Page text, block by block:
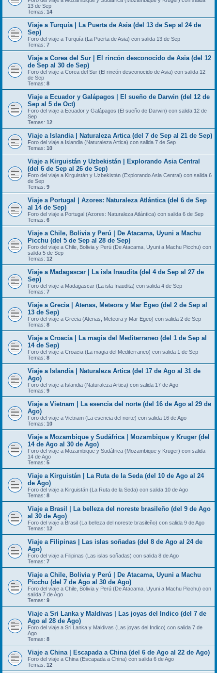
13 de Sep
Temas: 14
Viaje a Turquía | La Puerta de Asia (del 13 de Sep al 24 de
Sep)
Foro del viaje a Turquía (La Puerta de Asia) con salida 13 de Sep
Temas: 7
Viaje a Corea del Sur | El rincón desconocido de Asia (del 12
de Sep al 30 de Sep)
Foro del viaje a Corea del Sur (El rincón desconocido de Asia) con salida 12
de Sep
Temas: 8
Viaje a Ecuador y Galápagos | El sueño de Darwin (del 12 de
Sep al 5 de Oct)
Foro del viaje a Ecuador y Galápagos (El sueño de Darwin) con salida 12 de
Sep
Temas: 12
Viaje a Islandia | Naturaleza Artica (del 7 de Sep al 21 de Sep)
Foro del viaje a Islandia (Naturaleza Artica) con salida 7 de Sep
Temas: 10
Viaje a Kirguistán y Uzbekistán | Explorando Asia Central
(del 6 de Sep al 26 de Sep)
Foro del viaje a Kirguistán y Uzbekistán (Explorando Asia Central) con salida 6
de Sep
Temas: 9
Viaje a Portugal | Azores: Naturaleza Atlántica (del 6 de Sep
al 14 de Sep)
Foro del viaje a Portugal (Azores: Naturaleza Atlántica) con salida 6 de Sep
Temas: 6
Viaje a Chile, Bolivia y Perú | De Atacama, Uyuni a Machu
Picchu (del 5 de Sep al 28 de Sep)
Foro del viaje a Chile, Bolivia y Perú (De Atacama, Uyuni a Machu Picchu) con
salida 5 de Sep
Temas: 12
Viaje a Madagascar | La isla Inaudita (del 4 de Sep al 27 de
Sep)
Foro del viaje a Madagascar (La isla Inaudita) con salida 4 de Sep
Temas: 7
Viaje a Grecia | Atenas, Meteora y Mar Egeo (del 2 de Sep al
13 de Sep)
Foro del viaje a Grecia (Atenas, Meteora y Mar Egeo) con salida 2 de Sep
Temas: 8
Viaje a Croacia | La magia del Mediterraneo (del 1 de Sep al
14 de Sep)
Foro del viaje a Croacia (La magia del Mediterraneo) con salida 1 de Sep
Temas: 8
Viaje a Islandia | Naturaleza Artica (del 17 de Ago al 31 de
Ago)
Foro del viaje a Islandia (Naturaleza Artica) con salida 17 de Ago
Temas: 9
Viaje a Vietnam | La esencia del norte (del 16 de Ago al 29 de
Ago)
Foro del viaje a Vietnam (La esencia del norte) con salida 16 de Ago
Temas: 10
Viaje a Mozambique y Sudáfrica | Mozambique y Kruger (del
14 de Ago al 30 de Ago)
Foro del viaje a Mozambique y Sudáfrica (Mozambique y Kruger) con salida
14 de Ago
Temas: 5
Viaje a Kirguistán | La Ruta de la Seda (del 10 de Ago al 24
de Ago)
Foro del viaje a Kirguistán (La Ruta de la Seda) con salida 10 de Ago
Temas: 8
Viaje a Brasil | La belleza del noreste brasileño (del 9 de Ago
al 30 de Ago)
Foro del viaje a Brasil (La belleza del noreste brasileño) con salida 9 de Ago
Temas: 12
Viaje a Filipinas | Las islas soñadas (del 8 de Ago al 24 de
Ago)
Foro del viaje a Filipinas (Las islas soñadas) con salida 8 de Ago
Temas: 7
Viaje a Chile, Bolivia y Perú | De Atacama, Uyuni a Machu
Picchu (del 7 de Ago al 30 de Ago)
Foro del viaje a Chile, Bolivia y Perú (De Atacama, Uyuni a Machu Picchu) con
salida 7 de Ago
Temas: 9
Viaje a Sri Lanka y Maldivas | Las joyas del Indico (del 7 de
Ago al 28 de Ago)
Foro del viaje a Sri Lanka y Maldivas (Las joyas del Indico) con salida 7 de
Ago
Temas: 8
Viaje a China | Escapada a China (del 6 de Ago al 22 de Ago)
Foro del viaje a China (Escapada a China) con salida 6 de Ago
Temas: 12